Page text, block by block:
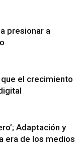
presionar a
el crecimiento
Adaptación y
era de los medios